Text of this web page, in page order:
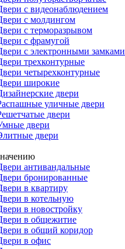
с видеонаблюдением
с молдингом
с терморазрывом
с фрамугой
с электронными замками
трехконтурные
четырехконтурные
широкие
двери
уличные двери
двери
двери
двери
антивандальные
бронированные
в квартиру
в котельную
в новостройку
в общежитие
в общий коридор
в офис